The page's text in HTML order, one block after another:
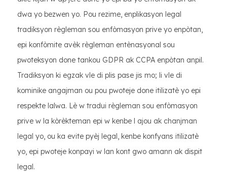
dwa yo bezwen yo. Pou rezime, enplikasyon legal
tradiksyon règleman sou enfòmasyon prive yo enpòtan,
epi konfòmite avèk règleman entènasyonal sou
pwoteksyon done tankou GDPR ak CCPA enpòtan anpil.
Tradiksyon ki egzak vle di plis pase jis mo; li vle di
kominike angajman ou pou pwoteje done itilizatè yo epi
respekte lalwa. Lè w tradui règleman sou enfòmasyon
prive w la kòrèkteman epi w kenbe l ajou ak chanjman
legal yo, ou ka evite pyèj legal, kenbe konfyans itilizatè
yo, epi pwoteje konpayi w lan kont gwo amann ak dispit
legal.